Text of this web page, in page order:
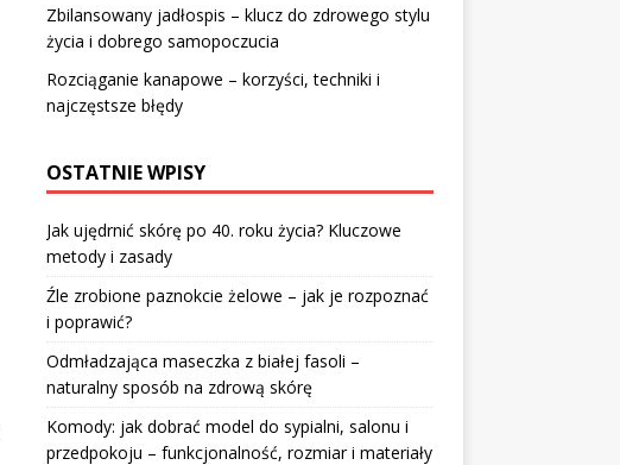
Zbilansowany jadłospis – klucz do zdrowego stylu
życia i dobrego samopoczucia
Rozciąganie kanapowe – korzyści, techniki i
najczęstsze błędy
OSTATNIE WPISY
Jak ujędrnić skórę po 40. roku życia? Kluczowe
metody i zasady
Źle zrobione paznokcie żelowe – jak je rozpoznać
i poprawić?
Odmładzająca maseczka z białej fasoli –
naturalny sposób na zdrową skórę
Komody: jak dobrać model do sypialni, salonu i
przedpokoju – funkcjonalność, rozmiar i materiały